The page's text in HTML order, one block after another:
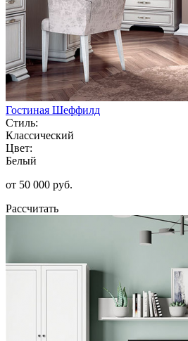
Гостиная Шеффилд
Стиль:
Классический
Цвет:
Белый
от 50 000 руб.
Рассчитать